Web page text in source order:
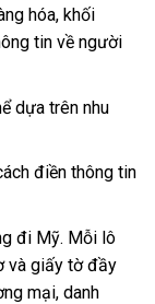
hóa, khối
tin về người
dựa trên nhu
điền thông tin
đi Mỹ. Mỗi lô
và giấy tờ đầy
mại, danh